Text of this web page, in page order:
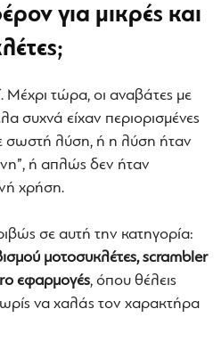
για μικρές και
Μέχρι τώρα, οι αναβάτες με
συχνά είχαν περιορισμένες
σωστή λύση, ή η λύση ήταν
ή απλώς δεν ήταν
χρήση.
σε αυτή την κατηγορία:
μοτοσυκλέτες, scrambler
εφαρμογές, όπου θέλεις
να χαλάς τον χαρακτήρα